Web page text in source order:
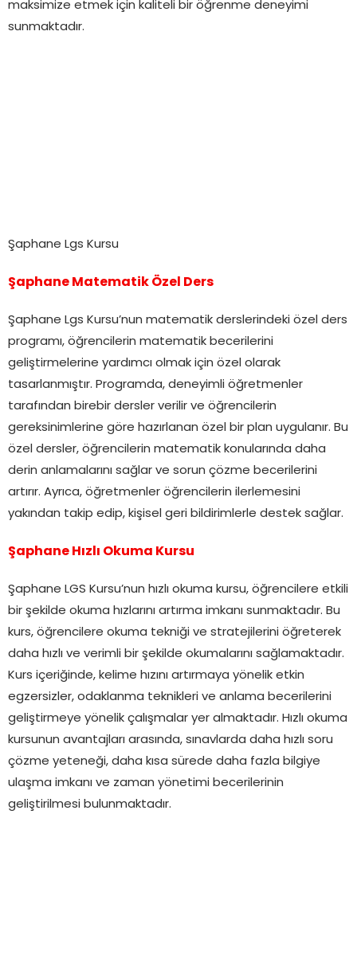
maksimize etmek için kaliteli bir öğrenme deneyimi
sunmaktadır.
Şaphane Lgs Kursu
Şaphane Matematik Özel Ders
Şaphane Lgs Kursu’nun matematik derslerindeki özel ders
programı, öğrencilerin matematik becerilerini
geliştirmelerine yardımcı olmak için özel olarak
tasarlanmıştır. Programda, deneyimli öğretmenler
tarafından birebir dersler verilir ve öğrencilerin
gereksinimlerine göre hazırlanan özel bir plan uygulanır. Bu
özel dersler, öğrencilerin matematik konularında daha
derin anlamalarını sağlar ve sorun çözme becerilerini
artırır. Ayrıca, öğretmenler öğrencilerin ilerlemesini
yakından takip edip, kişisel geri bildirimlerle destek sağlar.
Şaphane Hızlı Okuma Kursu
Şaphane LGS Kursu’nun hızlı okuma kursu, öğrencilere etkili
bir şekilde okuma hızlarını artırma imkanı sunmaktadır. Bu
kurs, öğrencilere okuma tekniği ve stratejilerini öğreterek
daha hızlı ve verimli bir şekilde okumalarını sağlamaktadır.
Kurs içeriğinde, kelime hızını artırmaya yönelik etkin
egzersizler, odaklanma teknikleri ve anlama becerilerini
geliştirmeye yönelik çalışmalar yer almaktadır. Hızlı okuma
kursunun avantajları arasında, sınavlarda daha hızlı soru
çözme yeteneği, daha kısa sürede daha fazla bilgiye
ulaşma imkanı ve zaman yönetimi becerilerinin
geliştirilmesi bulunmaktadır.